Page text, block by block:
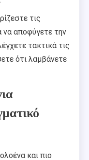
τις
να αποφύγετε την
τακτικά τις
ότι λαμβάνετε
και πιο